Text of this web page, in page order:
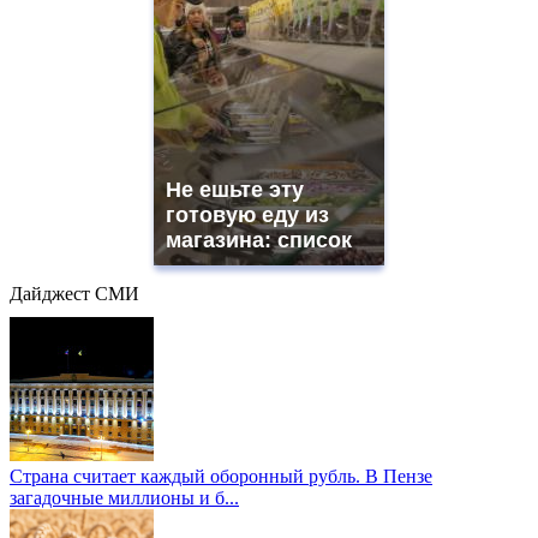
Не ешьте эту
готовую еду из
магазина: список
Дайджест СМИ
Страна считает каждый оборонный рубль. В Пензе
загадочные миллионы и б...